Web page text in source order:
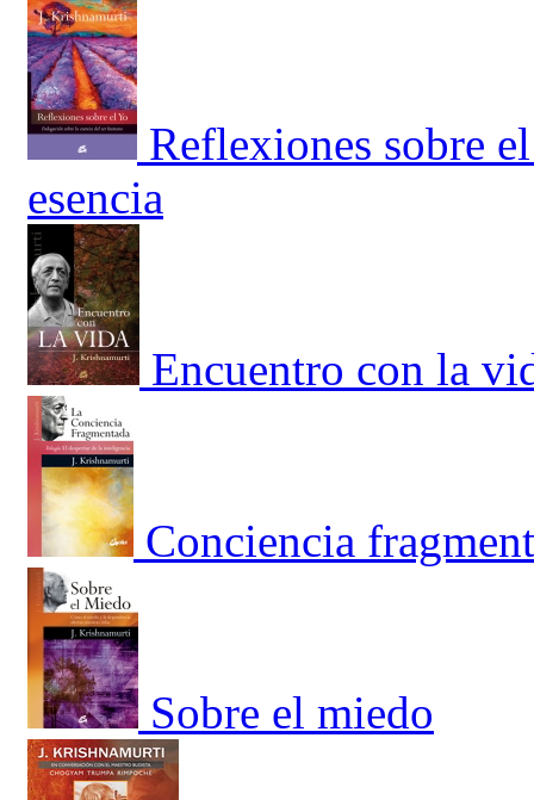
Reflexiones sobre
esencia
Encuentro con la
Conciencia
Sobre el miedo